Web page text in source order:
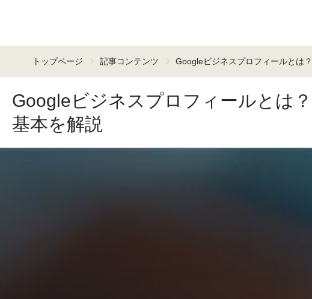
トップページ 記事コンテンツ Googleビジネスプロフィールとは
Googleビジネスプロフィールとは
基本を解説